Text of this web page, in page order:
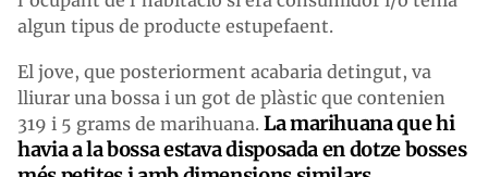
algun tipus de producte estupefaent.
El jove, que posteriorment acabaria detingut, va
lliurar una bossa i un got de plàstic que contenien
319 i 5 grams de marihuana. La marihuana que hi
havia a la bossa estava disposada en dotze bosses